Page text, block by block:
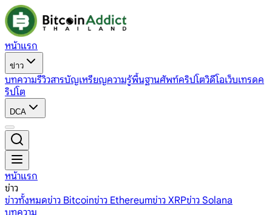
หน้าแรก
ข่าว
บทความรีวิวสารบัญเหรียญความรู้พื้นฐานศัพท์คริปโตวิดีโอเว็บเทรดค
ริปโต
DCA
หน้าแรก
ข่าว
ข่าวทั้งหมดข่าว Bitcoinข่าว Ethereumข่าว XRPข่าว Solana
บทความ